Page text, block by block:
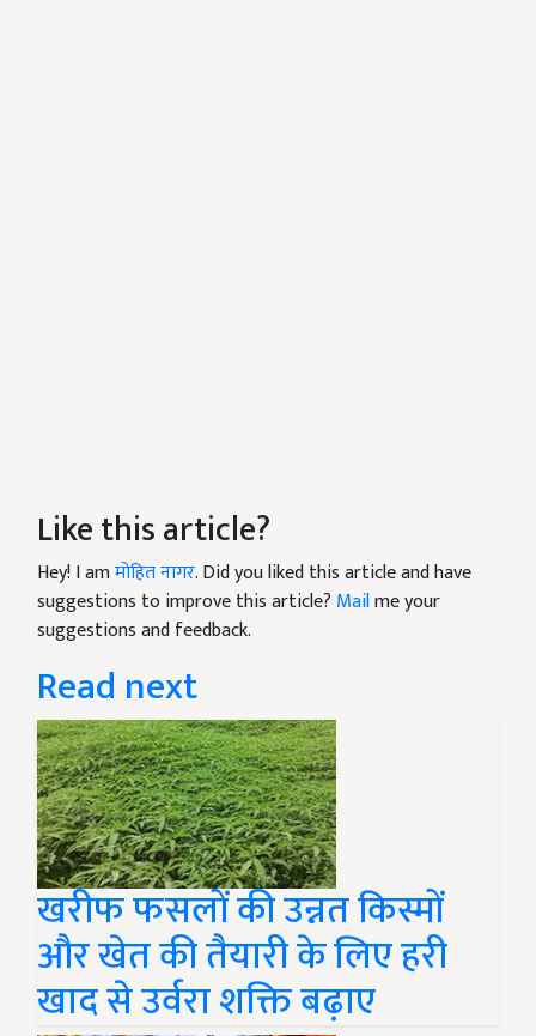
Like this article?
Hey! I amमोहित नागर. Did you liked this article and have
suggestions to improve this article? Mailme your
suggestions and feedback.
Read next
खरीफ फसलों की उन्नत किस्मों
और खेत की तैयारी के लिए हरी
खाद से उर्वरा शक्ति बढ़ाए